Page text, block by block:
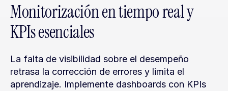
Monitorización en tiempo real y
KPIs esenciales
La falta de visibilidad sobre el desempeño
retrasa la corrección de errores y limita el
aprendizaje. Implemente dashboards con KPIs